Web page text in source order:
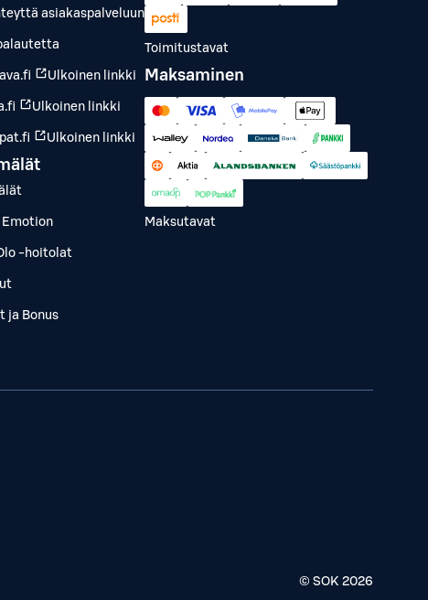
asiakaspalveluun
Ulkoinen linkki
Ulkoinen linkki
Ulkoinen linkki
Emotion
-hoitolat
ja Bonus
Toimitustavat
Maksaminen
Maksutavat
© SOK 2026